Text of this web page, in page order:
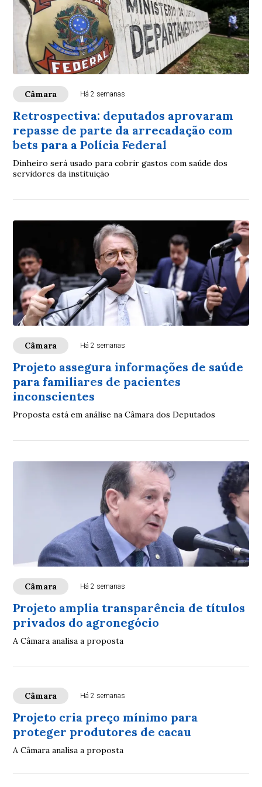
Câmara Há 2 semanas
Retrospectiva: deputados aprovaram
repasse de parte da arrecadação com
bets para a Polícia Federal
Dinheiro será usado para cobrir gastos com saúde dos
servidores da instituição
Câmara Há 2 semanas
Projeto assegura informações de saúde
para familiares de pacientes
inconscientes
Proposta está em análise na Câmara dos Deputados
Câmara Há 2 semanas
Projeto amplia transparência de títulos
privados do agronegócio
A Câmara analisa a proposta
Câmara Há 2 semanas
Projeto cria preço mínimo para
proteger produtores de cacau
A Câmara analisa a proposta